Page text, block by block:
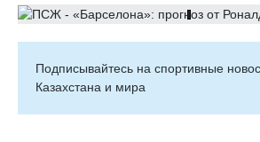
Подписывайтесь на cпортивные
Казахстана и мира